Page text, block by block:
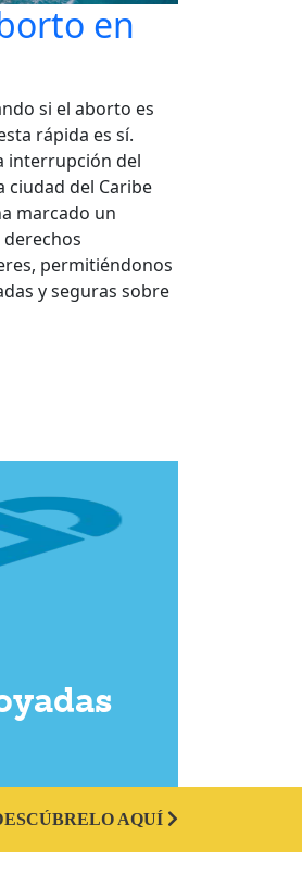
en
si el aborto es
rápida es sí.
interrupción del
ciudad del Caribe
marcado un
permitiéndonos
y seguras sobre
AQUÍ